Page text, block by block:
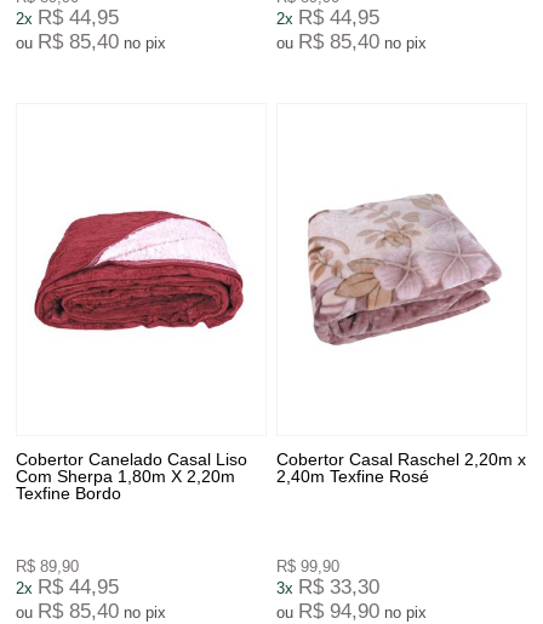
2x R$ 44,95
ou R$ 85,40 no pix
2x R$ 44,95
ou R$ 85,40 no pix
Cobertor Canelado Casal Liso
Com Sherpa 1,80m X 2,20m
Texfine Bordo
R$ 89,90
2x R$ 44,95
ou R$ 85,40 no pix
Cobertor Casal Raschel 2,20m x
2,40m Texfine Rosé
R$ 99,90
3x R$ 33,30
ou R$ 94,90 no pix